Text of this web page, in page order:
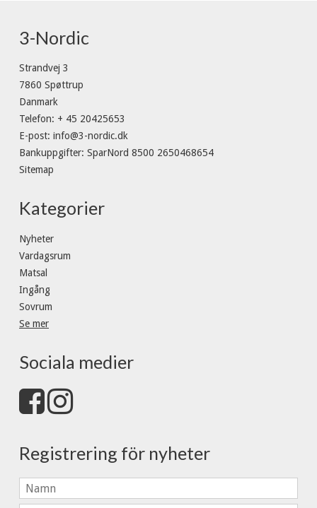
3-Nordic
Strandvej 3
7860 Spøttrup
Danmark
Telefon: + 45 20425653
E-post: info@3-nordic.dk
Bankuppgifter: SparNord 8500 2650468654
Sitemap
Kategorier
Nyheter
Vardagsrum
Matsal
Ingång
Sovrum
Se mer
Sociala medier
Registrering för nyheter